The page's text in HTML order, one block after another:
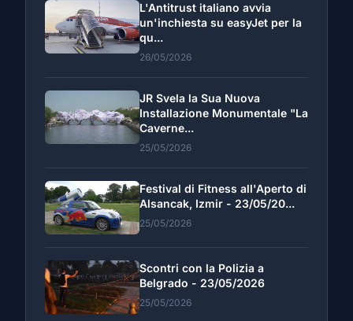
L'Antitrust italiano avvia
un'inchiesta su easyJet per la
qu...
26/05/2026
JR Svela la Sua Nuova
Installazione Monumentale "La
Caverne...
25/05/2026
Festival di Fitness all'Aperto di
Alsancak, Izmir - 23/05/20...
25/05/2026
Scontri con la Polizia a
Belgrado - 23/05/2026
25/05/2026